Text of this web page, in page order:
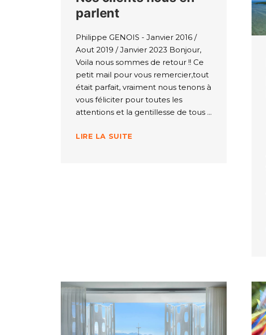
parlent
Philippe GENOIS - Janvier 2016 /
Aout 2019 / Janvier 2023 Bonjour,
Voila nous sommes de retour !! Ce
petit mail pour vous remercier,tout
était parfait, vraiment nous tenons à
vous féliciter pour toutes les
attentions et la gentillesse de tous
LIRE LA SUITE